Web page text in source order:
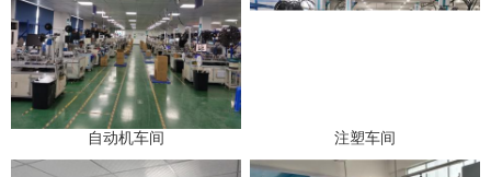
自动机车间 注塑车间